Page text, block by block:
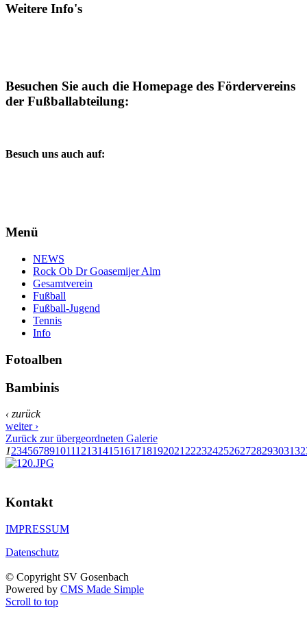
Weitere Info's
Besuchen Sie auch die Homepage des Fördervereins
der Fußballabteilung:
Besuch uns auch auf:
Menü
NEWS
Rock Ob Dr Goasemijer Alm
Gesamtverein
Fußball
Fußball-Jugend
Tennis
Info
Fotoalben
Bambinis
‹ zurück
weiter ›
Zurück zur übergeordneten Galerie
123456789101112131415161718192021 2223242526272829303132
Kontakt
IMPRESSUM
Datenschutz
© Copyright SV Gosenbach
Powered by CMS Made Simple
Scroll to top